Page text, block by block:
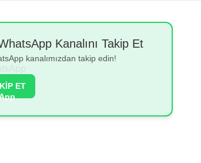
Kanalını Takip Et
kanalımızdan takip edin!
ET